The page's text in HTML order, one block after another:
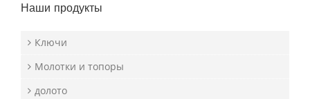
Наши продукты
Ключи
Молотки и топоры
долото